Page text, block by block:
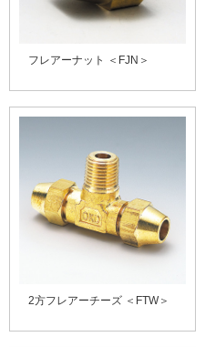
フレアーナット ＜FJN＞
2方フレアーチーズ ＜FTW＞